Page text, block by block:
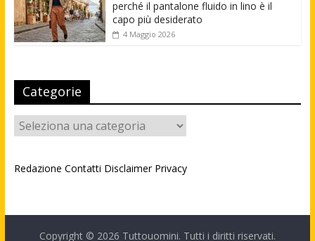
perché il pantalone fluido in lino è il
capo più desiderato
4 Maggio 2026
Categorie
Categorie
Redazione Contatti Disclaimer Privacy
Copyright © 2026 Tuttouomini. Tutti i diritti riservati.